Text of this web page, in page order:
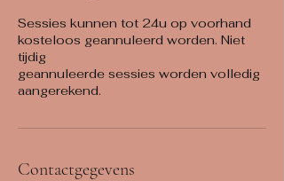
Sessies kunnen tot 24u op voorhand
kosteloos geannuleerd worden. Niet
tijdig
geannuleerde sessies worden volledig
Contactgegevens